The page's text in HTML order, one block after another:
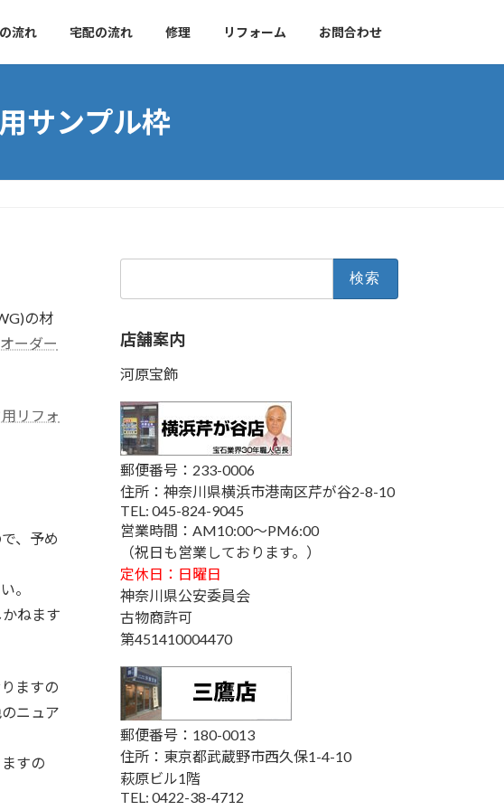
流れ 宅配の流れ 修理 リフォーム お問合わせ
サンプル枠
の材
ーダー
リフォ
、予め
。
ねます
ますの
ニュア
すの
店舗案内
河原宝飾
郵便番号：233-0006
住所：神奈川県横浜市港南区芹が谷2-8-10
TEL: 045-824-9045
営業時間：AM10:00～PM6:00
（祝日も営業しております。）
定休日：日曜日
神奈川県公安委員会
古物商許可
第451410004470
郵便番号：180-0013
住所：東京都武蔵野市西久保1-4-10
萩原ビル1階
TEL: 0422-38-4712